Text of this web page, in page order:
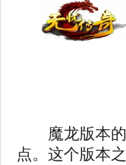
魔龙版本的
点。这个版本